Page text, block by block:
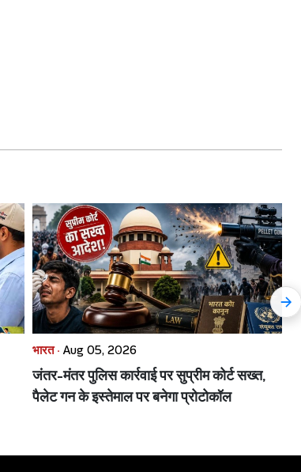
भारत · Aug 05, 2026
जंतर-मंतर पुलिस कार्रवाई पर सुप्रीम कोर्ट सख्त,
पैलेट गन के इस्तेमाल पर बनेगा प्रोटोकॉल